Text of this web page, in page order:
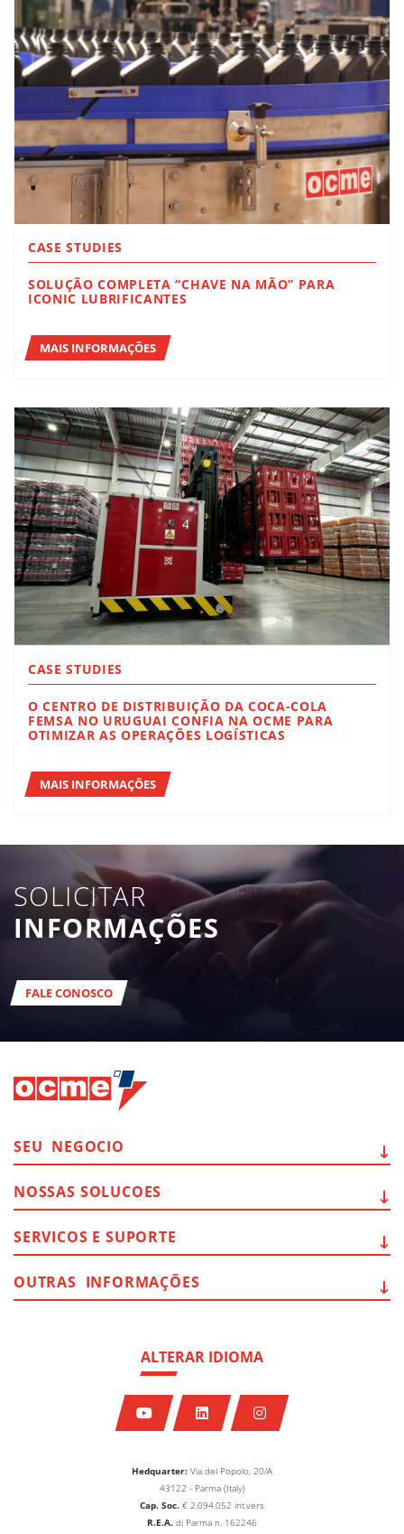
CASE STUDIES
SOLUÇÃO COMPLETA “CHAVE NA MÃO” PARA
ICONIC LUBRIFICANTES
MAIS INFORMAÇÕES
CASE STUDIES
O CENTRO DE DISTRIBUIÇÃO DA COCA-COLA
FEMSA NO URUGUAI CONFIA NA OCME PARA
OTIMIZAR AS OPERAÇÕES LOGÍSTICAS
MAIS INFORMAÇÕES
SOLICITAR
INFORMAÇÕES
FALE CONOSCO
Hedquarter: Via del Popolo, 20/A
43122 - Parma (Italy)
Cap. Soc. € 2.094.052 int.vers
R.E.A. di Parma n. 162246
ALTERAR IDIOMA
SEU NEGOCIO
NOSSAS SOLUCOES
SERVICOS E SUPORTE
OUTRAS INFORMAÇÕES